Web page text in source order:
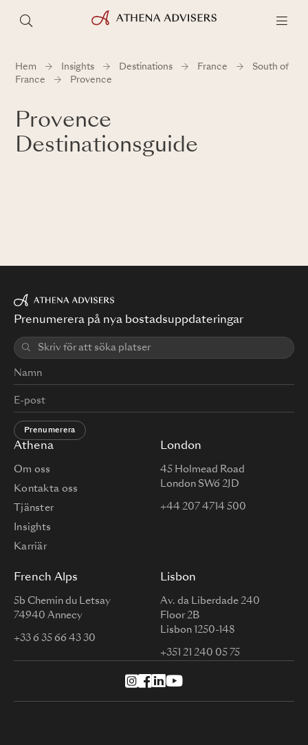
Hem Insights Destinations France
South of
France
Provence
Provence
Destinationsguide
Athena
Om oss
Kontakta oss
Tjänster
Insights
Karriär
London
45 Holmead Road
London SW6 2JD
+44 207 4714 500
French Alps
5b Chemin du Letsay
74940 Annecy
+33 6 35 66 43 30
Lisbon
Av. da Liberdade 240
Floor 2B
Lisbon 1250-148
+351 21 240 05 75
Prenumerera på nya bostadsuppdateringar
Prenumerera